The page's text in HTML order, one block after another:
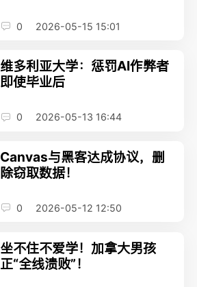
0 2026-05-15 15:01
维多利亚大学：惩罚AI作弊者
即使毕业后
0 2026-05-13 16:44
Canvas与黑客达成协议，删
除窃取数据！
0 2026-05-12 12:50
坐不住不爱学！加拿大男孩
正“全线溃败”！